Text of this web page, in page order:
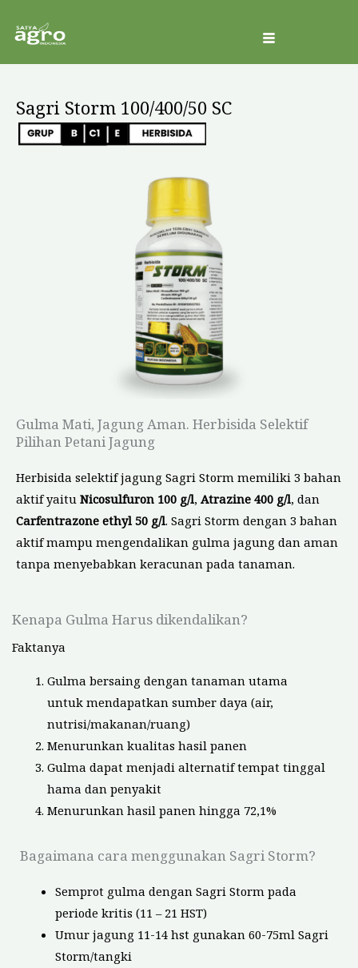
konten
Sagri Storm 100/400/50 SC
Gulma Mati, Jagung Aman. Herbisida Selektif
Pilihan Petani Jagung
Herbisida selektif jagung Sagri Storm memiliki 3 bahan
aktif yaitu Nicosulfuron 100 g/l, Atrazine 400 g/l, dan
Carfentrazone ethyl 50 g/l. Sagri Storm dengan 3 bahan
aktif mampu mengendalikan gulma jagung dan aman
tanpa menyebabkan keracunan pada tanaman.
Kenapa Gulma Harus dikendalikan?
Faktanya
Gulma bersaing dengan tanaman utama
untuk mendapatkan sumber daya (air,
nutrisi/makanan/ruang)
Menurunkan kualitas hasil panen
Gulma dapat menjadi alternatif tempat tinggal
hama dan penyakit
Menurunkan hasil panen hingga 72,1%
Bagaimana cara menggunakan Sagri Storm?
Semprot gulma dengan Sagri Storm pada
periode kritis (11 – 21 HST)
Umur jagung 11-14 hst gunakan 60-75ml Sagri
Storm/tangki